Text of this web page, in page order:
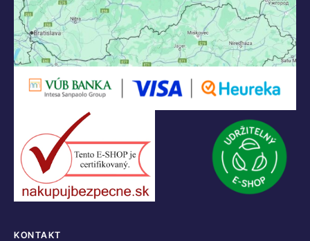
KONTAKT